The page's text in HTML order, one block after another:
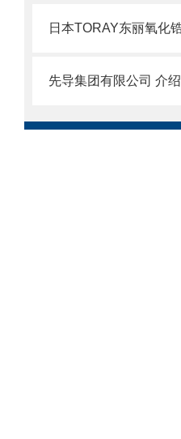
先导集团有限公司 介绍